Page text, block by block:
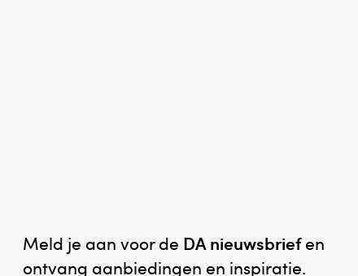
Meld je aan voor de DA nieuwsbriefen
ontvang aanbiedingen en inspiratie.